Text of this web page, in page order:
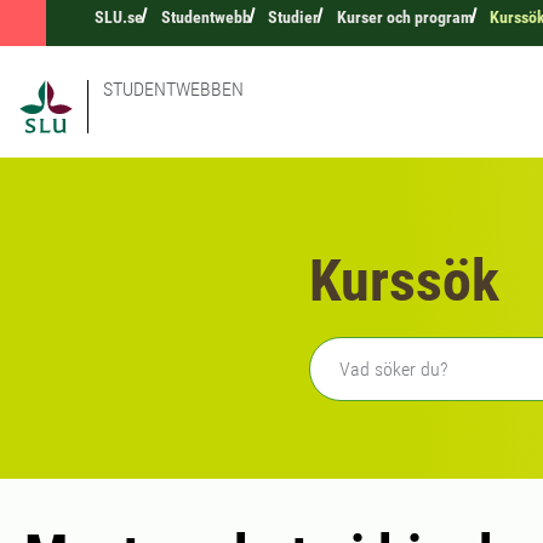
SLU.se Studentwebb Studier Kurser och program
STUDENTWEBBEN
Kurssök
Fritext sökning